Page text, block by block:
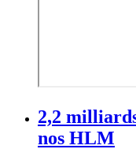
2,2
nos HLM